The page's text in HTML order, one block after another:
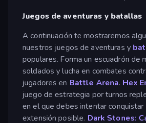
Juegos de aventuras y batallas
A continuación te mostraremos
nuestros juegos de aventuras y
populares. Forma un escuadrón de
soldados y lucha en combates
jugadores en Battle Arena. Hex
juego de estrategia por turnos
en el que debes intentar conquistar
extensión posible. Dark Stones: